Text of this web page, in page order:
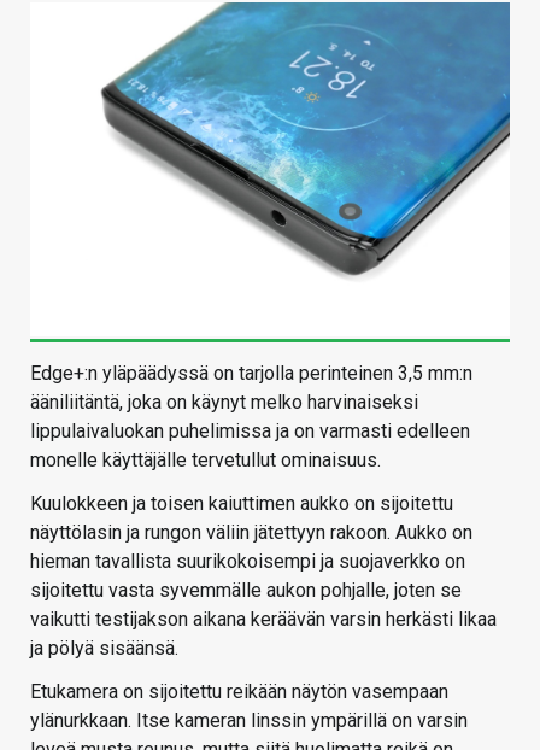
Edge+:n yläpäädyssä on tarjolla perinteinen 3,5 mm:n
ääniliitäntä, joka on käynyt melko harvinaiseksi
lippulaivaluokan puhelimissa ja on varmasti edelleen
monelle käyttäjälle tervetullut ominaisuus.
Kuulokkeen ja toisen kaiuttimen aukko on sijoitettu
näyttölasin ja rungon väliin jätettyyn rakoon. Aukko on
hieman tavallista suurikokoisempi ja suojaverkko on
sijoitettu vasta syvemmälle aukon pohjalle, joten se
vaikutti testijakson aikana keräävän varsin herkästi likaa
ja pölyä sisäänsä.
Etukamera on sijoitettu reikään näytön vasempaan
ylänurkkaan. Itse kameran linssin ympärillä on varsin